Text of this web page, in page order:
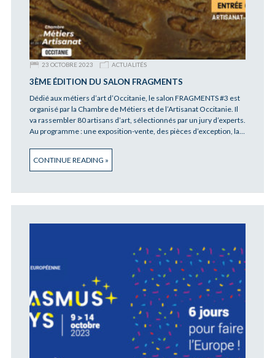
23 OCTOBRE 2023 ACTUALITÉS
3ÈME ÉDITION DU SALON FRAGMENTS
Dédié aux métiers d’art d’Occitanie, le salon FRAGMENTS #3 est
organisé par la Chambre de Métiers et de l’Artisanat Occitanie. Il
va rassembler 80 artisans d’art, sélectionnés par un jury d’experts.
Au programme : une exposition-vente, des pièces d’exception, la…
CONTINUE READING »